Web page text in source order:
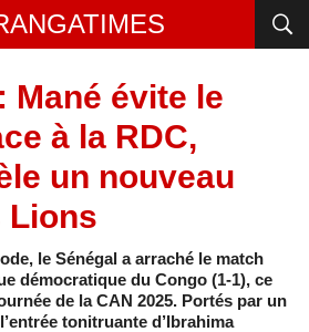
Mané évite le
à la RDC,
un nouveau
Lions
le Sénégal a arraché le match
démocratique du Congo (1-1), ce
de la CAN 2025. Portés par un
tonitruante d’Ibrahima